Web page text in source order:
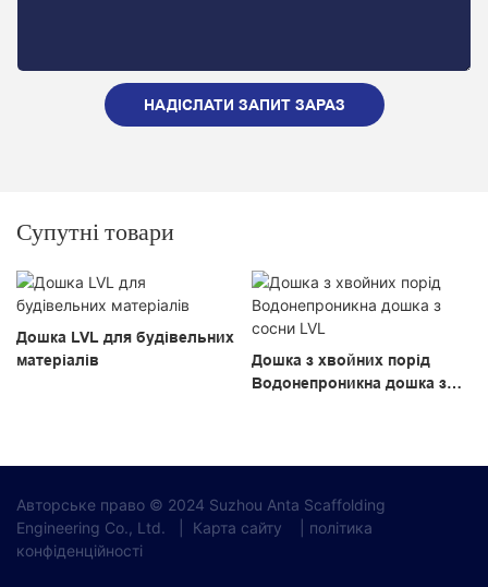
НАДІСЛАТИ ЗАПИТ ЗАРАЗ
Супутні товари
Дошка LVL для будівельних
матеріалів
Дошка з хвойних порід
Водонепроникна дошка з
Авторське право © 2024 Suzhou Anta Scaffolding
Engineering Co., Ltd.
Карта сайту
політика
конфіденційності